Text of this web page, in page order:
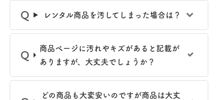
レンタル商品を汚してしまった場合は？
商品ぺージに汚れやキズがあると記載が
ありますが、大丈夫でしょうか？
どの商品も大変安いのですが商品は大丈